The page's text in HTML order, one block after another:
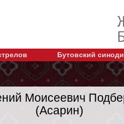
Бутовский
Моисеевич
(Асарин)